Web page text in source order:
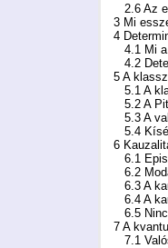
2.6 Az
3 Mi
4
4.1 Mi a
4.2
5 A
5.1 A
5.2 A
5.3 A
5.4
6
6.1
6.2
6.3 A
6.4 A
6.5
7 A
7.1